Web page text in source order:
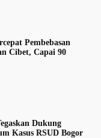
Pembebasan
Cibet, Capai 90
Dukung
Kasus RSUD Bogor